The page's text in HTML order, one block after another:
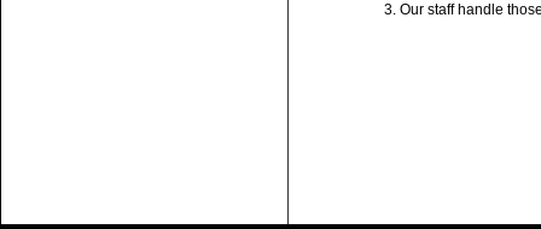
3. Our staff handle